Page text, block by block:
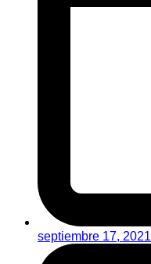
septiembre 17, 2021